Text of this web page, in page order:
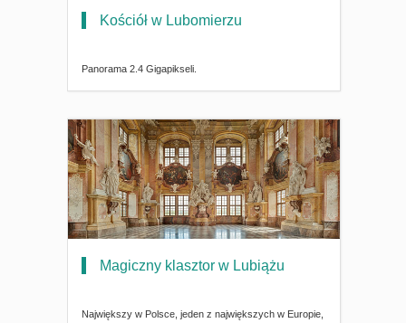
Kościół w Lubomierzu
Panorama 2.4 Gigapikseli.
Magiczny klasztor w Lubiążu
Największy w Polsce, jeden z największych w Europie,